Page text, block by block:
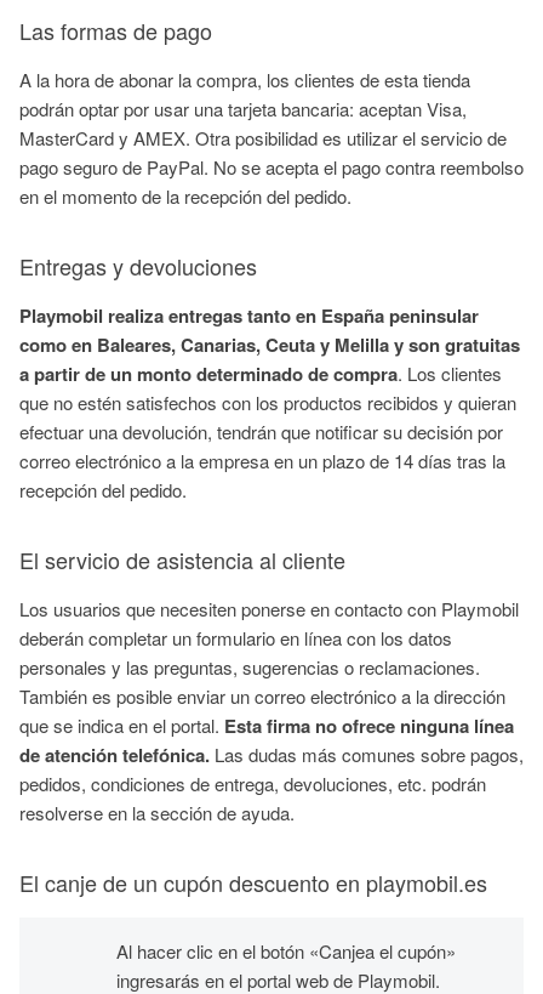
Las formas de pago
A la hora de abonar la compra, los clientes de esta tienda
podrán optar por usar una tarjeta bancaria: aceptan Visa,
MasterCardy AMEX. Otra posibilidad es utilizar el servicio de
pago seguro de PayPal. No se acepta el pago contra reembolso
en el momento de la recepción del pedido.
Entregas y devoluciones
Playmobil realiza entregas tanto en España peninsular
como en Baleares, Canarias, Ceuta y Melilla y son gratuitas
a partir de un monto determinado de compra. Los clientes
que no estén satisfechos con los productos recibidos y quieran
efectuar una devolución, tendrán que notificar su decisión por
correo electrónico a la empresa en un plazo de 14 días tras la
recepción del pedido.
El servicio de asistencia al cliente
Los usuarios que necesiten ponerse en contacto con Playmobil
deberán completar un formulario en línea con los datos
personales y las preguntas, sugerencias o reclamaciones.
También es posible enviar un correo electrónico a la dirección
que se indica en el portal. Esta firma no ofrece ninguna línea
de atención telefónica. Las dudas más comunes sobre pagos,
pedidos, condiciones de entrega, devoluciones, etc. podrán
resolverse en la sección de ayuda.
El canje de un cupón descuento en playmobil.es
Al hacer clic en el botón «Canjea el cupón»
ingresarás en el portal web de Playmobil.